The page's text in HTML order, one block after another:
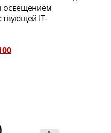
освещением
IT-